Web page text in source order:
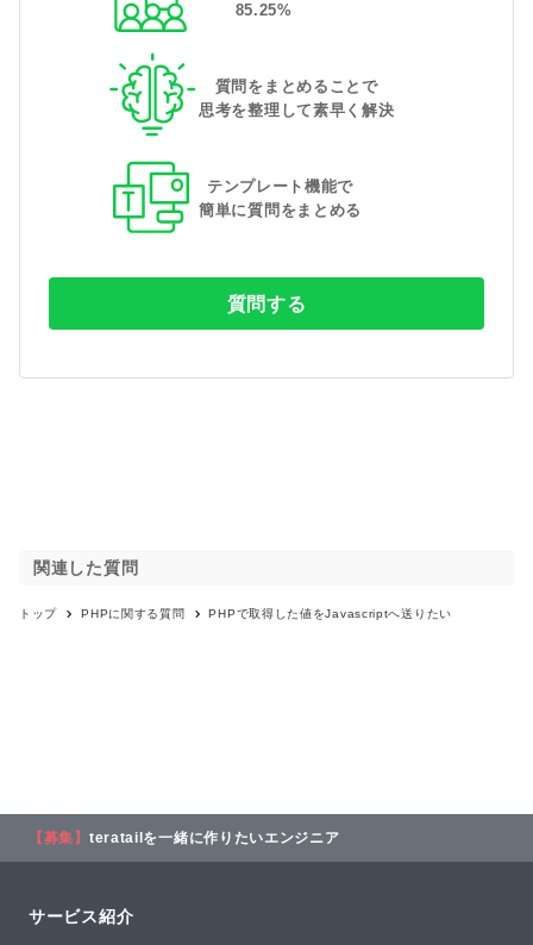
85.25%
質問をまとめることで
思考を整理して素早く解決
テンプレート機能で
簡単に質問をまとめる
質問する
関連した質問
トップ PHPに関する質問 PHPで取得した値をJavascriptへ送りたい
【募集】 teratailを一緒に作りたいエンジニア
サービス紹介